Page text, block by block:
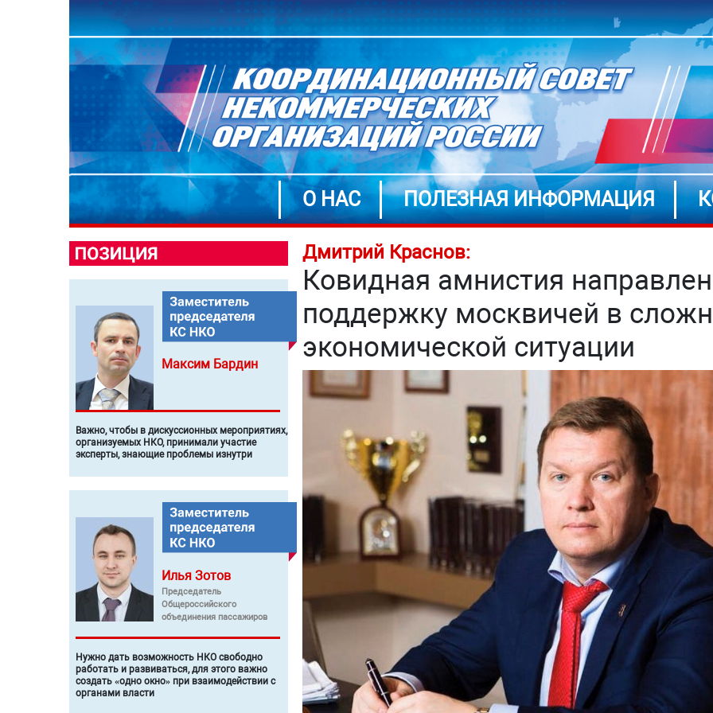
О НАС ПОЛЕЗНАЯ ИНФОРМАЦИЯ
Максим Бардин
Важно, чтобы в дискуссионных мероприятиях,
организуемых НКО, принимали участие
эксперты, знающие проблемы изнутри
Илья Зотов
Председатель
Общероссийского
объединения пассажиров
Нужно дать возможность НКО свободно
работать и развиваться, для этого важно
создать «одно окно» при взаимодействии с
органами власти
Дмитрий Краснов:
Ковидная амнистия
поддержку москвичей в
экономической ситуации